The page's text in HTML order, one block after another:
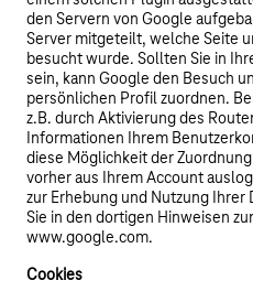
den Servern von Google
Server mitgeteilt, welche Seite
besucht wurde. Sollten Sie in
sein, kann Google den Besuch
persönlichen Profil zuordnen.
z.B. durch Aktivierung des
Informationen Ihrem
diese Möglichkeit der
vorher aus Ihrem Account
zur Erhebung und Nutzung
Sie in den dortigen Hinweisen
www.google.com.
Cookies